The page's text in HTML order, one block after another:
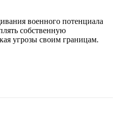
военного потенциала
собственную
угрозы своим границам.